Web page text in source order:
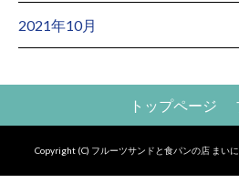
2021年10月
トップページ
Copyright (C) フルーツサンドと食パンの店 まい